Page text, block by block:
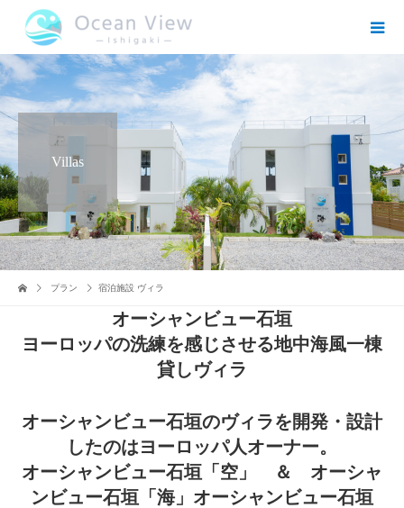
Villas
プラン 宿泊施設 ヴィラ
オーシャンビュー石垣
ヨーロッパの洗練を感じさせる地中海風一棟
貸しヴィラ
オーシャンビュー石垣のヴィラを開発・設計
したのはヨーロッパ人オーナー。
オーシャンビュー石垣「空」 ＆ オーシャ
ンビュー石垣「海」オーシャンビュー石垣